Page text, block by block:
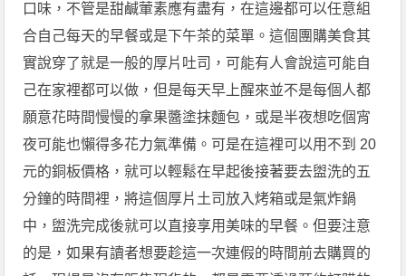
口味，不管是甜鹹葷素應有盡有，在這邊都可以任意組
合自己每天的早餐或是下午茶的菜單。這個團購美食其
實說穿了就是一般的厚片吐司，可能有人會說這可能自
己在家裡都可以做，但是每天早上醒來並不是每個人都
願意花時間慢慢的拿果醬塗抹麵包，或是半夜想吃個宵
夜可能也懶得多花力氣準備。可是在這裡可以用不到 20
元的銅板價格，就可以輕鬆在早起後接著要去盥洗的五
分鐘的時間裡，將這個厚片土司放入烤箱或是氣炸鍋
中，盥洗完成後就可以直接享用美味的早餐。但要注意
的是，如果有讀者想要趁這一次連假的時間前去購買的